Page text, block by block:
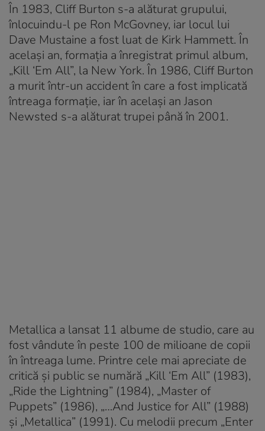
În 1983, Cliff Burton s-a alăturat grupului,
înlocuindu-l pe Ron McGovney, iar locul lui
Dave Mustaine a fost luat de Kirk Hammett. În
acelaşi an, formaţia a înregistrat primul album,
„Kill ‘Em All”, la New York. În 1986, Cliff Burton
a murit într-un accident în care a fost implicată
întreaga formaţie, iar în acelaşi an Jason
Newsted s-a alăturat trupei până în 2001.
Metallica a lansat 11 albume de studio, care au
fost vândute în peste 100 de milioane de copii
în întreaga lume. Printre cele mai apreciate de
critică şi public se numără „Kill ‘Em All” (1983),
„Ride the Lightning” (1984), „Master of
Puppets” (1986), „…And Justice for All” (1988)
şi „Metallica” (1991). Cu melodii precum „Enter